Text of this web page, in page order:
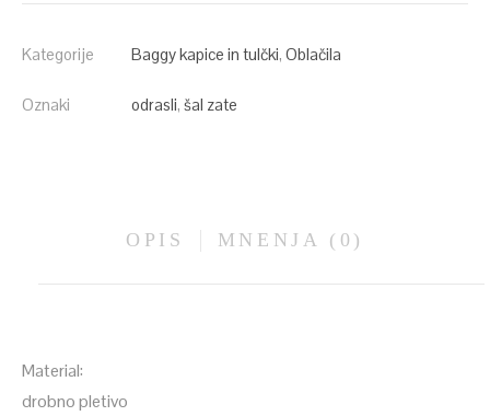
Kategorije Baggy kapice in tulčki, Oblačila
Oznaki odrasli, šal zate
OPIS MNENJA (0)
Material:
drobno pletivo